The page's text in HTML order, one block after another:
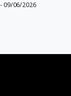
- 09/06/2026